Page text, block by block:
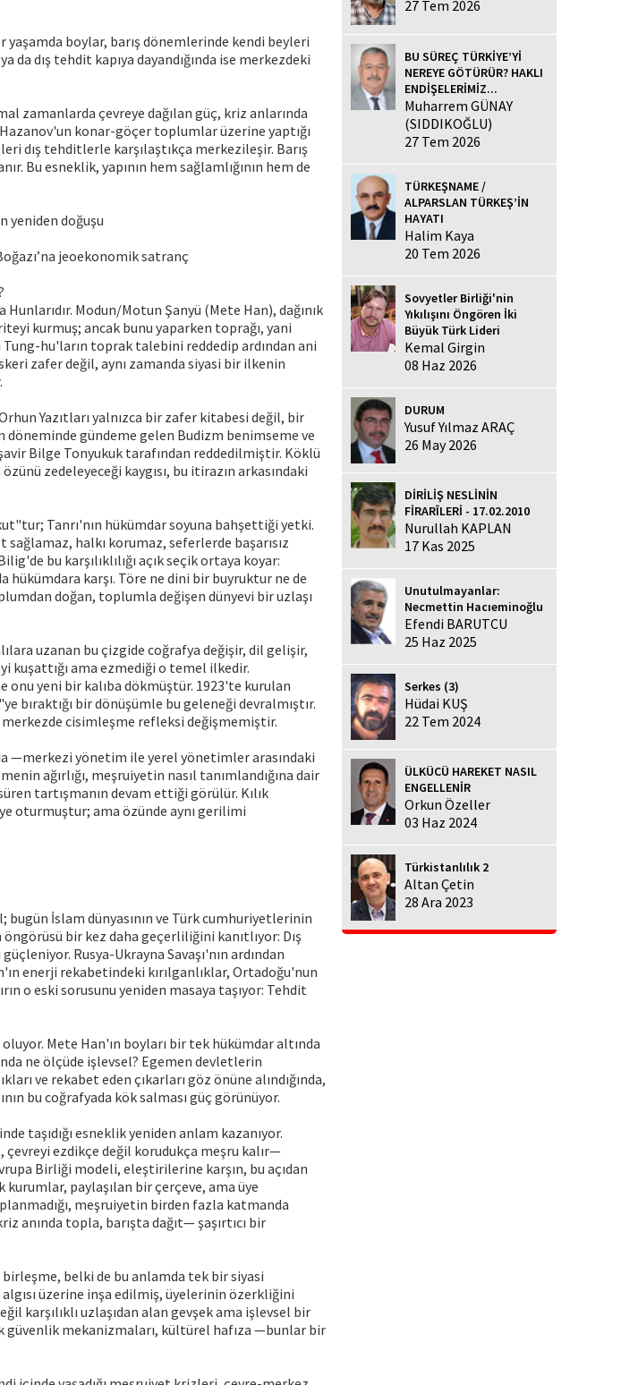
boylar, barış dönemlerinde kendi beyleri
da dış tehdit kapıya dayandığında ise merkezdeki
zamanlarda çevreye dağılan güç, kriz anlarında
konar-göçer toplumlar üzerine yaptığı
dış tehditlerle karşılaştıkça merkezileşir. Barış
Bu esneklik, yapının hem sağlamlığının hem de
yeniden doğuşu
jeoekonomik satranç
Modun/Motun Şanyü (Mete Han), dağınık
kurmuş; ancak bunu yaparken toprağı, yani
Tung-hu'ların toprak talebini reddedip ardından ani
zafer değil, aynı zamanda siyasi bir ilkenin
Yazıtları yalnızca bir zafer kitabesi değil, bir
gündeme gelen Budizm benimseme ve
Bilge Tonyukuk tarafından reddedilmiştir. Köklü
zedeleyeceği kaygısı, bu itirazın arkasındaki
Tanrı'nın hükümdar soyuna bahşettiği yetki.
halkı korumaz, seferlerde başarısız
bu karşılıklılığı açık seçik ortaya koyar:
hükümdara karşı. Töre ne dini bir buyruktur ne de
doğan, toplumla değişen dünyevi bir uzlaşı
uzanan bu çizgide coğrafya değişir, dil gelişir,
kuşattığı ama ezmediği o temel ilkedir.
onu yeni bir kalıba dökmüştür. 1923'te kurulan
bir dönüşümle bu geleneği devralmıştır.
cisimleşme refleksi değişmemiştir.
—merkezi yönetim ile yerel yönetimler arasındaki
ağırlığı, meşruiyetin nasıl tanımlandığına dair
tartışmanın devam ettiği görülür. Kılık
oturmuştur; ama özünde aynı gerilimi
İslam dünyasının ve Türk cumhuriyetlerinin
bir kez daha geçerliliğini kanıtlıyor: Dış
Rusya-Ukrayna Savaşı'nın ardından
enerji rekabetindeki kırılganlıklar, Ortadoğu'nun
o eski sorusunu yeniden masaya taşıyor: Tehdit
Mete Han'ın boyları bir tek hükümdar altında
ne ölçüde işlevsel? Egemen devletlerin
ve rekabet eden çıkarları göz önüne alındığında,
bu coğrafyada kök salması güç görünüyor.
taşıdığı esneklik yeniden anlam kazanıyor.
çevreyi ezdikçe değil korudukça meşru kalır—
Birliği modeli, eleştirilerine karşın, bu açıdan
paylaşılan bir çerçeve, ama üye
meşruiyetin birden fazla katmanda
anında topla, barışta dağıt— şaşırtıcı bir
birleşme, belki de bu anlamda tek bir siyasi
üzerine inşa edilmiş, üyelerinin özerkliğini
karşılıklı uzlaşıdan alan gevşek ama işlevsel bir
mekanizmaları, kültürel hafıza —bunlar bir
27 Tem 2026
BU SÜREÇ TÜRKİYE’Yİ
NEREYE GÖTÜRÜR? HAKLI
ENDİŞELERİMİZ...
Muharrem GÜNAY
(SIDDIKOĞLU)
27 Tem 2026
TÜRKEŞNAME /
ALPARSLAN TÜRKEŞ’İN
HAYATI
Halim Kaya
20 Tem 2026
Sovyetler Birliği'nin
Yıkılışını Öngören İki
Büyük Türk Lideri
Kemal Girgin
08 Haz 2026
DURUM
Yusuf Yılmaz ARAÇ
26 May 2026
DİRİLİŞ NESLİNİN
FİRARÎLERİ - 17.02.2010
Nurullah KAPLAN
17 Kas 2025
Unutulmayanlar:
Necmettin Hacıeminoğlu
Efendi BARUTCU
25 Haz 2025
Serkes (3)
Hüdai KUŞ
22 Tem 2024
ÜLKÜCÜ HAREKET NASIL
ENGELLENİR
Orkun Özeller
03 Haz 2024
Türkistanlılık 2
Altan Çetin
28 Ara 2023